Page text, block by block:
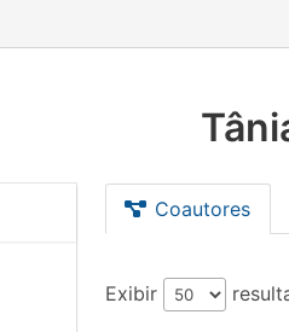
Coautores
Exibir